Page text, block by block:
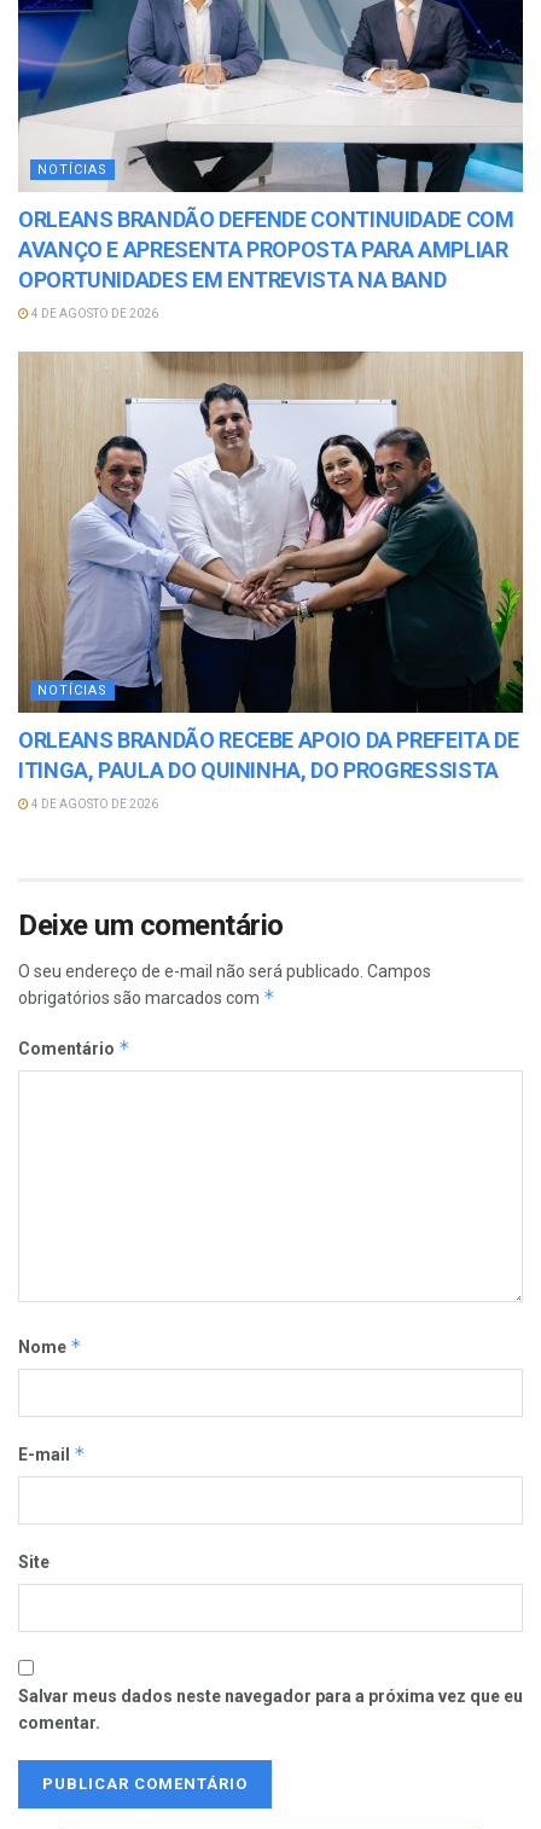
NOTÍCIAS
ORLEANS BRANDÃO DEFENDE CONTINUIDADE COM
AVANÇO E APRESENTA PROPOSTA PARA AMPLIAR
OPORTUNIDADES EM ENTREVISTA NA BAND
4 DE AGOSTO DE 2026
NOTÍCIAS
ORLEANS BRANDÃO RECEBE APOIO DA PREFEITA DE
ITINGA, PAULA DO QUININHA, DO PROGRESSISTA
4 DE AGOSTO DE 2026
Deixe um comentário
O seu endereço de e-mail não será publicado. Campos
obrigatórios são marcados com *
Comentário *
Nome *
E-mail *
Site
Salvar meus dados neste navegador para a próxima vez que eu
comentar.